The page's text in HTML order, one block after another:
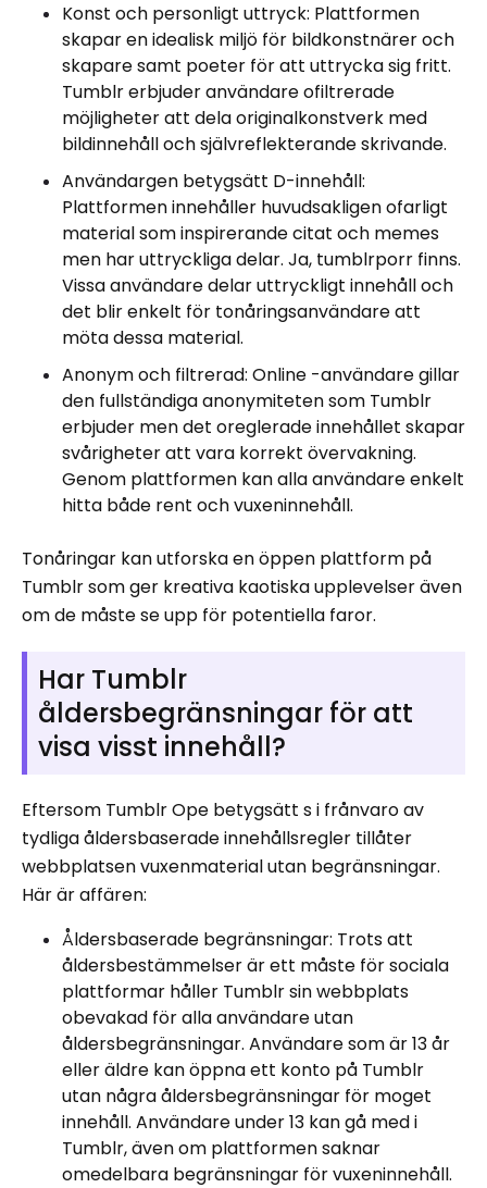
Konst och personligt uttryck: Plattformen
skapar en idealisk miljö för bildkonstnärer och
skapare samt poeter för att uttrycka sig fritt.
Tumblr erbjuder användare ofiltrerade
möjligheter att dela originalkonstverk med
bildinnehåll och självreflekterande skrivande.
Användargen betygsätt D-innehåll:
Plattformen innehåller huvudsakligen ofarligt
material som inspirerande citat och memes
men har uttryckliga delar. Ja, tumblrporr finns.
Vissa användare delar uttryckligt innehåll och
det blir enkelt för tonåringsanvändare att
möta dessa material.
Anonym och filtrerad: Online -användare gillar
den fullständiga anonymiteten som Tumblr
erbjuder men det oreglerade innehållet skapar
svårigheter att vara korrekt övervakning.
Genom plattformen kan alla användare enkelt
hitta både rent och vuxeninnehåll.
Tonåringar kan utforska en öppen plattform på
Tumblr som ger kreativa kaotiska upplevelser även
om de måste se upp för potentiella faror.
Har Tumblr
åldersbegränsningar för att
visa visst innehåll?
Eftersom Tumblr Ope betygsätt s i frånvaro av
tydliga åldersbaserade innehållsregler tillåter
webbplatsen vuxenmaterial utan begränsningar.
Här är affären:
Åldersbaserade begränsningar: Trots att
åldersbestämmelser är ett måste för sociala
plattformar håller Tumblr sin webbplats
obevakad för alla användare utan
åldersbegränsningar. Användare som är 13 år
eller äldre kan öppna ett konto på Tumblr
utan några åldersbegränsningar för moget
innehåll. Användare under 13 kan gå med i
Tumblr, även om plattformen saknar
omedelbara begränsningar för vuxeninnehåll.